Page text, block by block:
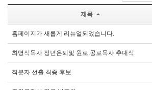
제목
홈페이지가 새롭게 리뉴얼되었습니다.
최명식목사 정년은퇴및 원로.공로목사 추대식
직분자 선출 최종 후보